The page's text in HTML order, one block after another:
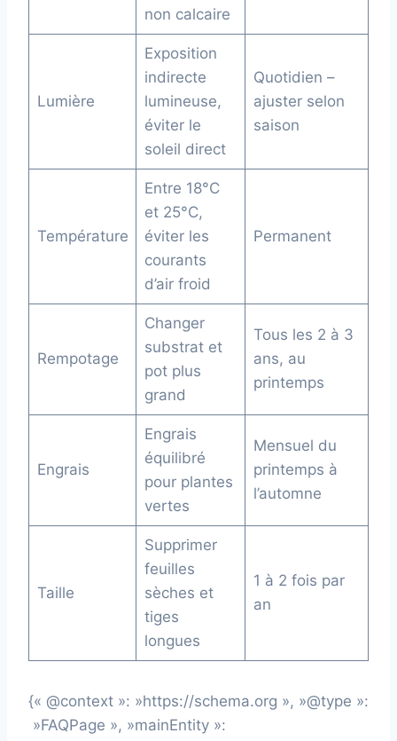
non calcaire
Lumière
Exposition
indirecte
lumineuse,
éviter le
soleil direct
Quotidien –
ajuster selon
saison
Température
Entre 18°C
et 25°C,
éviter les
courants
d’air froid
Permanent
Rempotage
Changer
substrat et
pot plus
grand
Tous les 2 à 3
ans, au
printemps
Engrais
Engrais
équilibré
pour plantes
vertes
Mensuel du
printemps à
l’automne
Taille
Supprimer
feuilles
sèches et
tiges
longues
1 à 2 fois par
an
{« @context »: »https://schema.org », »@type »:
»FAQPage », »mainEntity »: